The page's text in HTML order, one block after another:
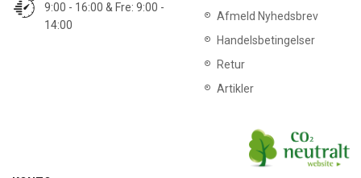
9:00 - 16:00 & Fre: 9:00 -
14:00
Afmeld Nyhedsbrev
Handelsbetingelser
Retur
Artikler